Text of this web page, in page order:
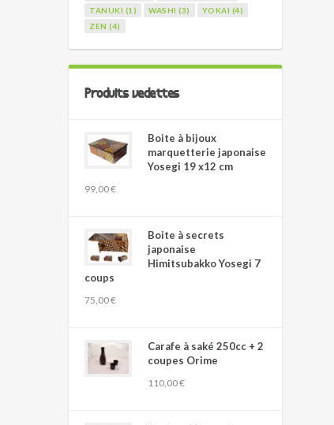
TANUKI (1)
WASHI (3)
YOKAI (4)
ZEN (4)
Produits vedettes
Boite à bijoux
marquetterie japonaise
Yosegi 19 x12 cm
99,00 €
Boite à secrets
japonaise
Himitsubakko Yosegi 7
coups
75,00 €
Carafe à saké 250cc + 2
coupes Orime
110,00 €